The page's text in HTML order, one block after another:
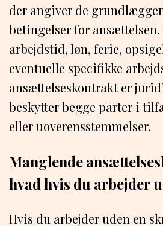
der angiver de
betingelser for ansættelsen.
arbejdstid, løn, ferie,
eventuelle specifikke
ansættelseskontrakt er
beskytter begge parter i
eller uoverensstemmelser.
Manglende
hvad hvis du arbejder
Hvis du arbejder uden en